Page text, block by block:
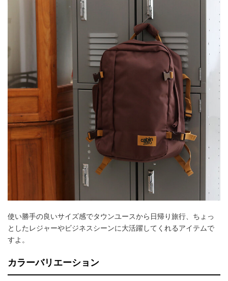
使い勝手の良いサイズ感でタウンユースから日帰り旅行、ちょっ
としたレジャーやビジネスシーンに大活躍してくれるアイテムで
すよ。
カラーバリエーション